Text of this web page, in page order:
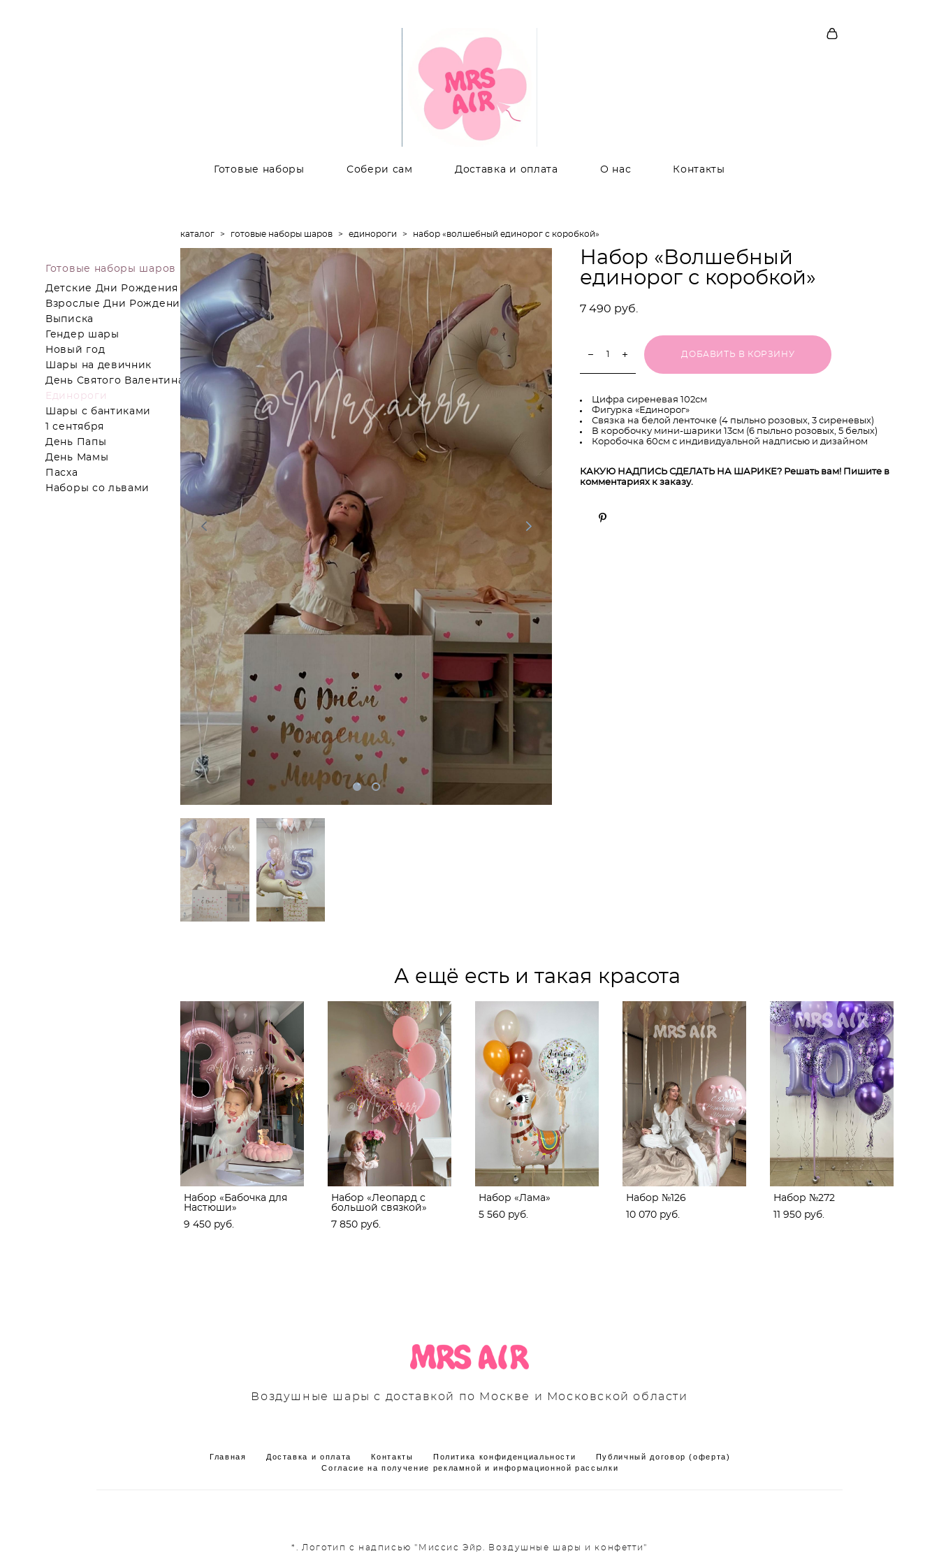
Готовые наборы Собери сам Доставка и оплата О нас Контакты
Готовые наборы шаров
Детские Дни Рождения
Взрослые Дни Рождения
Выписка
Гендер шары
Новый год
Шары на девичник
День Святого Валентина
Единороги
Шары с бантиками
1 сентября
День Папы
День Мамы
Пасха
Наборы со львами
каталог > готовые наборы шаров > единороги > набор «волшебный единорог с коробкой»
Набор «Волшебный
единорог с коробкой»
7 490 pуб.
ДОБАВИТЬ В КОРЗИНУ
Цифра сиреневая 102см
Фигурка «Единорог»
Связка на белой ленточке (4 пыльно розовых, 3 сиреневых)
В коробочку мини-шарики 13см (6 пыльно розовых, 5 белых)
Коробочка 60см с индивидуальной надписью и дизайном
КАКУЮ НАДПИСЬ СДЕЛАТЬ НА ШАРИКЕ? Решать вам! Пишите в
комментариях к заказу.
А ещё есть и такая красота
Набор «Бабочка для
Настюши»
9 450 pуб.
Набор «Леопард с
большой связкой»
7 850 pуб.
Набор «Лама»
5 560 pуб.
Набор №126
10 070 pуб.
Набор №272
11 950 pуб.
Воздушные шары с доставкой по Москве и Московской области
Главная Доставка и оплата Контакты Политика конфиденциальности
Публичный договор (оферта)
Согласие на получение рекламной и информационной рассылки
*. Логотип с надписью "Миссис Эйр. Воздушные шары и конфетти"